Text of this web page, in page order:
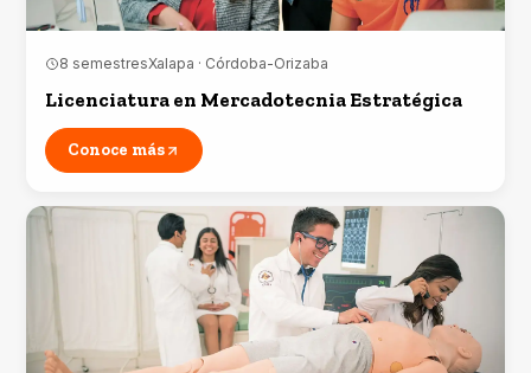
8 semestresXalapa · Córdoba-Orizaba
Licenciatura en Mercadotecnia Estratégica
Conoce más